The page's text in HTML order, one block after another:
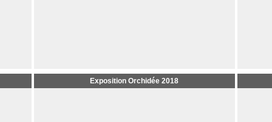
Exposition Orchidée 2018